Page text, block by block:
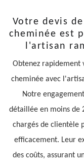
Votre devis
cheminée est
l'artisan
Obtenez rapidement
cheminée avec
Notre
détaillée en moins de
chargés de clientèle
efficacement. Leur
des coûts, assurant